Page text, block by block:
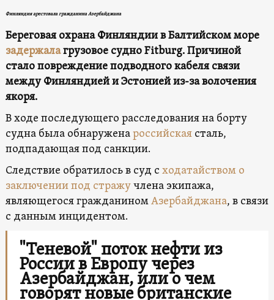
Финляндия арестовала гражданина Азербайджана
Береговая охрана Финляндии в Балтийском море
задержалагрузовое судно Fitburg. Причиной
стало повреждение подводного кабеля связи
между Финляндией и Эстонией из-за волочения
якоря.
В ходе последующего расследования на борту
судна была обнаруженароссийскаясталь,
подпадающая под санкции.
Следствие обратилось в суд с ходатайством о
заключении под стражучлена экипажа,
являющегося гражданиномАзербайджана, в связи
с данным инцидентом.
"Теневой" поток нефти из
России в Европу через
Азербайджан, или о чем
говорят новые британские